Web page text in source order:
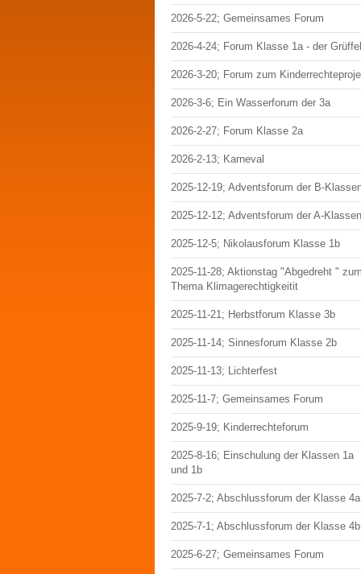
2026-5-22; Gemeinsames Forum
2026-4-24; Forum Klasse 1a - der
2026-3-20; Forum zum
2026-3-6; Ein Wasserforum der 3a
2026-2-27; Forum Klasse 2a
2026-2-13; Karneval
2025-12-19; Adventsforum der B-
2025-12-12; Adventsforum der A-Klassen
2025-12-5; Nikolausforum Klasse 1b
2025-11-28; Aktionstag "Abgedreht "
Thema Klimagerechtigkeitit
2025-11-21; Herbstforum Klasse 3b
2025-11-14; Sinnesforum Klasse 2b
2025-11-13; Lichterfest
2025-11-7; Gemeinsames Forum
2025-9-19; Kinderrechteforum
2025-8-16; Einschulung der Klassen 1a
und 1b
2025-7-2; Abschlussforum der Klasse 4a
2025-7-1; Abschlussforum der Klasse 4b
2025-6-27; Gemeinsames Forum